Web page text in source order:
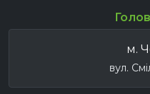
м.
вул.